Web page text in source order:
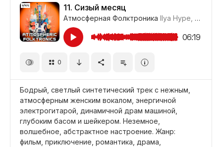
Футуристичный
Прохладный
Фильм Научная Фантастика
Фильм Титры/Окончание
Фильм Приключение
11. Сизый месяц
Атмосферная Фолктроника Ilya Hype Где-то
06:19
0
Бодрый, светлый синтетический трек с нежным,
атмосферным женским вокалом, энергичной
электрогитарой, динамичной драм машиной,
глубоким басом и шейкером. Неземное,
волшебное, абстрактное настроение. Жанр:
фильм, приключение, романтика, драма,